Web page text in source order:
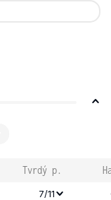
Tvrdý p.
7/11